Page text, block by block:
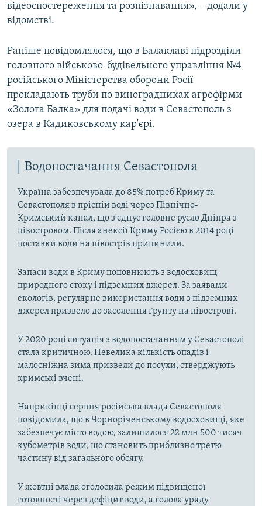
l
i
e
відеоспостереження та розпізнавання», – додали у
відомстві.
Раніше повідомлялося, що в Балаклаві підрозділи
головного військово-будівельного управління №4
російського Міністерства оборони Росії
прокладають труби по виноградниках агрофірми
«Золота Балка» для подачі води в Севастополь з
озера в Кадиковському кар'єрі.
Водопостачання Севастополя
Україна забезпечувала до 85% потреб Криму та
Севастополя в прісній воді через Північно-
Кримський канал, що з'єднує головне русло Дніпра з
півостровом. Після анексії Криму Росією в 2014 році
поставки води на півострів припинили.
Запаси води в Криму поповнюють з водосховищ
природного стоку і підземних джерел. За заявами
екологів, регулярне використання води з підземних
джерел призвело до засолення ґрунту на півострові.
У 2020 році ситуація з водопостачанням у Севастополі
стала критичною. Невелика кількість опадів і
малосніжна зима призвели до посухи, стверджують
кримські вчені.
Наприкінці серпня російська влада Севастополя
повідомила, що в Чорноріченському водосховищі, яке
забезпечує місто водою, залишилося 22 млн 500 тисяч
кубометрів води, що становить приблизно третю
частину від загального обсягу.
У жовтні влада оголосила режим підвищеної
готовності через дефіцит води, а голова уряду